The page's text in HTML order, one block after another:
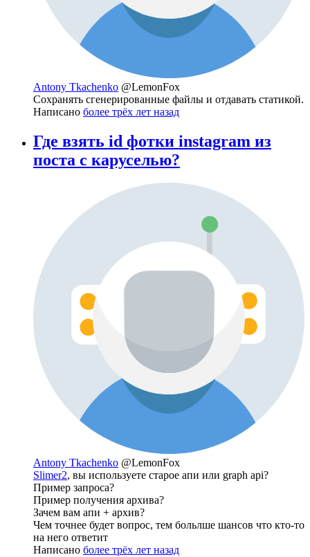
Antony Tkachenko @LemonFox
Сохранять сгенерированные файлы и отдавать статикой.
Написано более трёх лет назад
Где взять id фотки instagram из
поста с каруселью?
Antony Tkachenko @LemonFox
Slimer2, вы используете старое апи или graph api?
Пример запроса?
Пример получения архива?
Зачем вам апи + архив?
Чем точнее будет вопрос, тем больлше шансов что кто-то
на него ответит
Написано более трёх лет назад